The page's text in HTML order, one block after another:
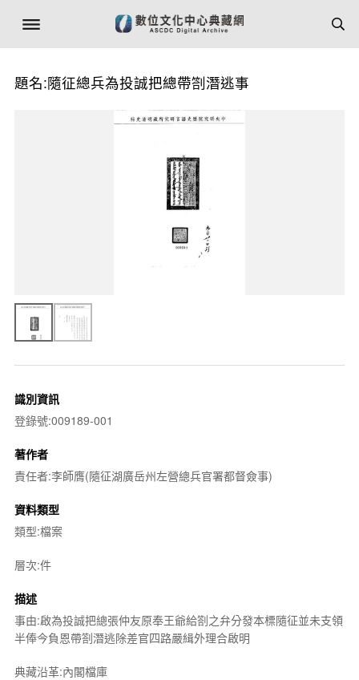
題名:隨征總兵為投誠把總帶劄潛逃事
識別資訊
登錄號:009189-001
著作者
責任者:李師膺(隨征湖廣岳州左營總兵官署都督僉事)
資料類型
類型:檔案
層次:件
描述
事由:啟為投誠把總張仲友原奉王爺給劄之弁分發本標隨征並未支領
半俸今負恩帶劄潛逃除差官四路嚴緝外理合啟明
典藏沿革:內閣檔庫